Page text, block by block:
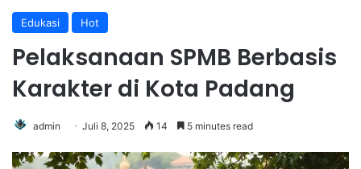
Edukasi Hot
Pelaksanaan SPMB Berbasis
Karakter di Kota Padang
admin Juli 8, 2025 14 5 minutes read